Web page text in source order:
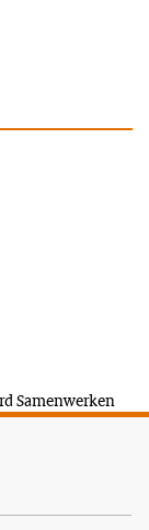
Samenwerken